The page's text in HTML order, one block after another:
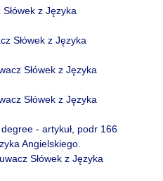
z Języka
Słówek z Języka
Słówek z Języka
Słówek z Języka
- artykuł, podr 166
Angielskiego.
Słówek z Języka